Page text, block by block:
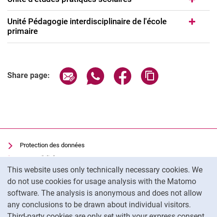
This website uses only technically necessary cookies. We
do not use cookies for usage analysis with the Matomo
software. The analysis is anonymous and does not allow
any conclusions to be drawn about individual visitors.
Prix Ernst Ulrich von Weizsäcker
Série de publications "Études et recherche
Règlement de la ZLB
Unité Pédagogie interdisciplinaire de l'école
primaire
Share page: Share page via email
Share page via WhatsApp
Share page via
Protection des données
Accessibilité
Utilisation transparente de l'IA
Mentions légales
Cookie settings